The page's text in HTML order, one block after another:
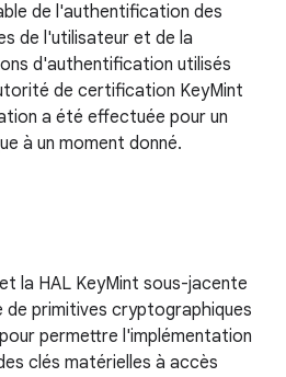
de l'authentification des
de l'utilisateur et de la
d'authentification utilisés
de certification KeyMint
a été effectuée pour un
à un moment donné.
la HAL KeyMint sous-jacente
de primitives cryptographiques
permettre l'implémentation
clés matérielles à accès